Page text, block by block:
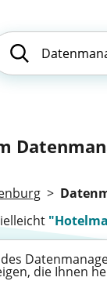
>
die Ihnen